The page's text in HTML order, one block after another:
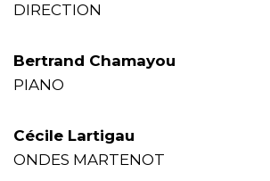
DIRECTION
Bertrand Chamayou
PIANO
Cécile Lartigau
ONDES MARTENOT